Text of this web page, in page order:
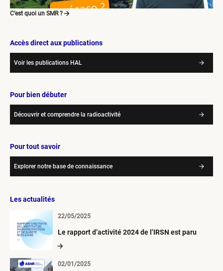
C’est quoi un SMR ?
Accès direct aux publications
Voir les publications HAL
Pour bien débuter
Découvrir et comprendre la radioactivité
Pour tout savoir
Explorer notre base de connaissance
Les actualités
Le rapport d’activité 2024 de l’IRSN est paru
22/05/2025
02/01/2025